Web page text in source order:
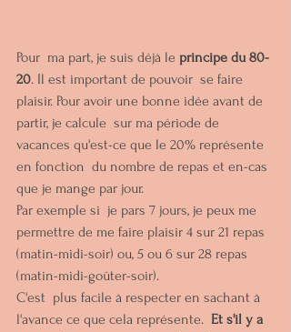
Pour  ma part, je suis déjà le principe du 80-
20. Il est important de pouvoir  se faire
plaisir. Pour avoir une bonne idée avant de
partir, je calcule  sur ma période de
vacances qu'est-ce que le 20% représente
en fonction  du nombre de repas et en-cas
que je mange par jour.
Par exemple si  je pars 7 jours, je peux me
permettre de me faire plaisir 4 sur 21 repas
(matin-midi-soir) ou, 5 ou 6 sur 28 repas
(matin-midi-goûter-soir).
C'est  plus facile à respecter en sachant à
l'avance ce que cela représente. Et s'il y a